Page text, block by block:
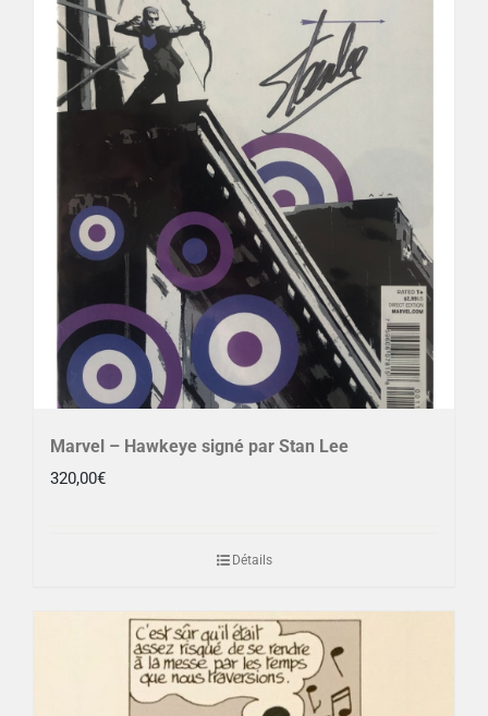
Marvel – Hawkeye signé par Stan Lee
320,00€
Détails